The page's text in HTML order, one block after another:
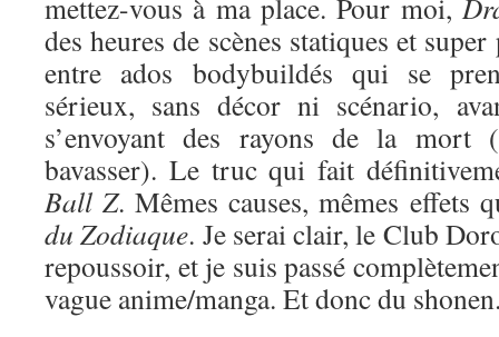
mettez-vous à ma place. Pour moi,
des heures de scènes statiques et
entre ados bodybuildés qui se
sérieux, sans décor ni scénario,
s’envoyant des rayons de la mort
bavasser). Le truc qui fait
Ball Z. Mêmes causes, mêmes effets
du Zodiaque. Je serai clair, le Club
repoussoir, et je suis passé
vague anime/manga. Et donc du